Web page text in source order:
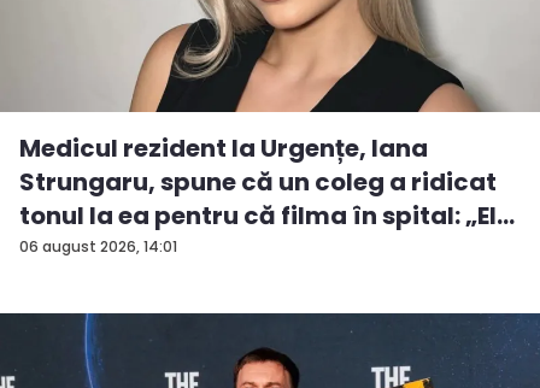
06 august 2026, 14:01
Medicul rezident la Urgențe, Iana
Strungaru, spune că un coleg a ridicat
tonul la ea pentru că filma în spital: „El
a...